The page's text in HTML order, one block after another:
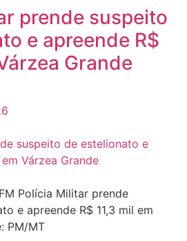
prende suspeito
e apreende R$
Grande
Polícia Militar prende
e apreende R$ 11,3 mil em
PM/MT